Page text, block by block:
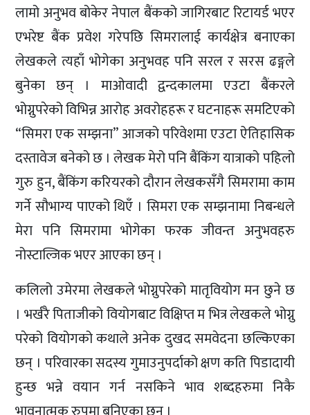
लामो अनुभव बोकेर नेपाल बैंकको जागिरबाट रिटायर्ड भएर
एभरेष्ट बैंक प्रवेश गरेपछि सिमरालाई कार्यक्षेत्र बनाएका
लेखकले त्यहाँ भोगेका अनुभवह पनि सरल र सरस ढङ्गले
बुनेका छन् । माओवादी द्वन्दकालमा एउटा बैंकरले
भोग्नुपरेको विभिन्न आरोह अवरोहहरू र घटनाहरू समटिएको
“सिमरा एक सम्झना” आजको परिवेशमा एउटा ऐतिहासिक
दस्तावेज बनेको छ । लेखक मेरो पनि बैंकिंग यात्राको पहिलो
गुरु हुन, बैंकिंग करियरको दौरान लेखकसँगै सिमरामा काम
गर्ने सौभाग्य पाएको थिएँ । सिमरा एक सम्झनामा निबन्धले
मेरा पनि सिमरामा भोगेका फरक जीवन्त अनुभवहरु
नोस्टाल्जिक भएर आएका छन् ।
कलिलो उमेरमा लेखकले भोग्नुपरेको मातृवियोग मन छुने छ
। भर्खरै पिताजीको वियोगबाट विक्षिप्त म भित्र लेखकले भोग्नु
परेको वियोगको कथाले अनेक दुखद समवेदना छल्किएका
छन् । परिवारका सदस्य गुमाउनुपर्दाको क्षण कति पिडादायी
हुन्छ भन्ने वयान गर्न नसकिने भाव शब्दहरुमा निकै